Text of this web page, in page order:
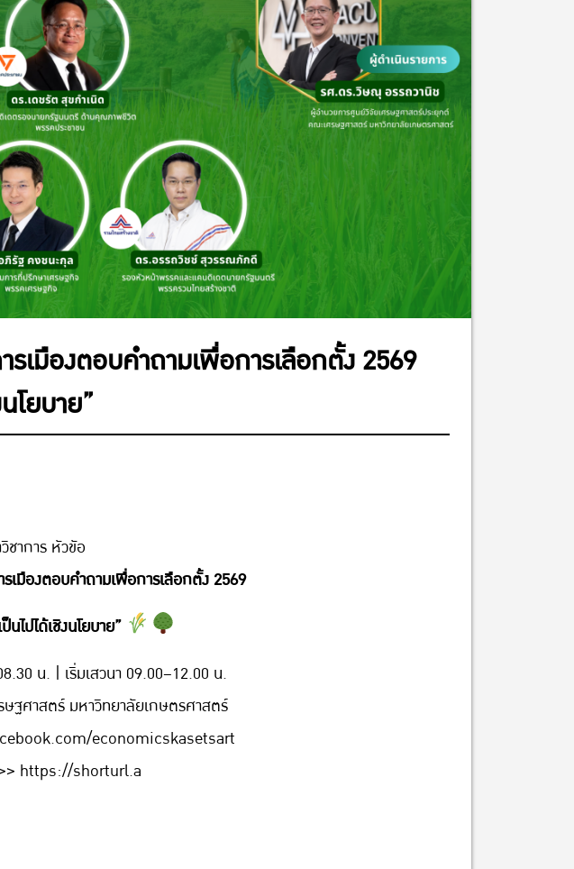
เมืองตอบคำถามเพื่อการเลือกตั้ง 2569
โยบาย”
ชาการ หัวขัอ
เมืองตอบคำถามเพื่อการเลือกตั้ง 2569
ไปได้เชิงนโยบาย”
น. | เริ่มเสวนา 09.00–12.00 น.
ฐศาสตร์ มหาวิทยาลัยเกษตรศาสตร์
economicskasetsart
https://shorturl.a